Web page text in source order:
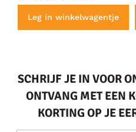
Leg in winkelwagentje
SCHRIJF JE IN VOOR
ONTVANG MET EEN
KORTING OP JE